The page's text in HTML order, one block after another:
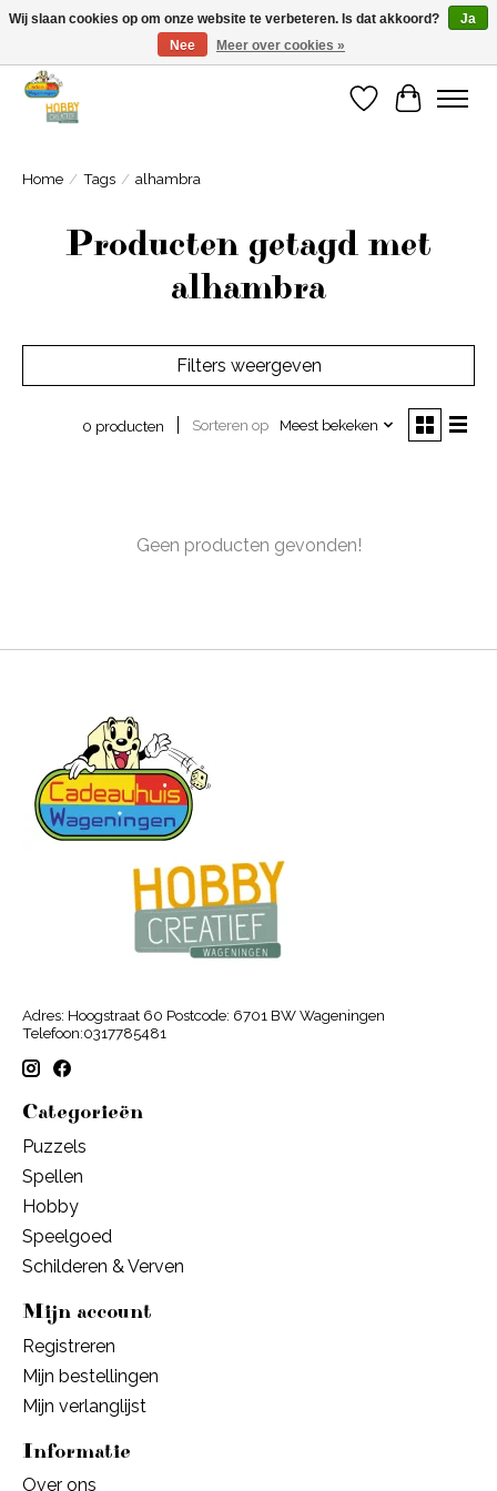
Welkom bij Cadeauhuis Wageningen
Verlanglijst
Home / Tags / alhambra
Producten getagd met
alhambra
Filters weergeven
0 producten Sorteren op Meest bekeken
Geen producten gevonden!
Adres: Hoogstraat 60 Postcode: 6701 BW Wageningen
Telefoon:0317785481
Categorieën
Puzzels
Spellen
Hobby
Speelgoed
Schilderen & Verven
Mijn account
Registreren
Mijn bestellingen
Mijn verlanglijst
Informatie
Over ons
Wij slaan cookies op om onze website te verbeteren. Is dat akkoord?
Ja
Nee
Meer over cookies »